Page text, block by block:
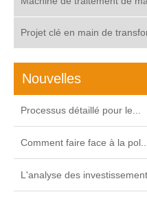
Projet clé en main de
Nouvelles
Processus détaillé pour le...
Comment faire face à la pol...
L'analyse des